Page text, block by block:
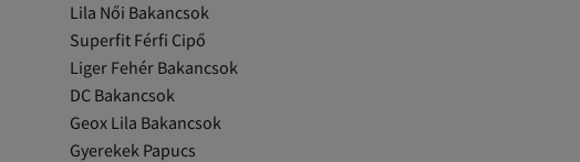
Lila Női Bakancsok
Superfit Férfi Cipő
Liger Fehér Bakancsok
DC Bakancsok
Geox Lila Bakancsok
Gyerekek Papucs